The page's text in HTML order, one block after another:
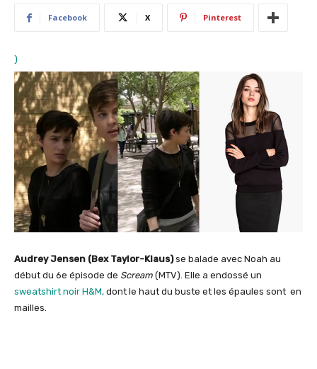
Facebook X Pinterest
)
Audrey Jensen (Bex Taylor-Klaus)se balade avec Noah au
début du 6e épisode de Scream (MTV). Elle a endossé un
sweatshirt noir H&M, dont le haut du buste et les épaules sont en
mailles.